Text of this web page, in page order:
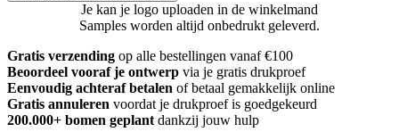
Je kan je logo uploaden in de winkelmand
Samples worden altijd onbedrukt geleverd.
Gratis verzending op alle bestellingen vanaf €100
Beoordeel vooraf je ontwerp via je gratis drukproef
Eenvoudig achteraf betalen of betaal gemakkelijk online
Gratis annuleren voordat je drukproef is goedgekeurd
200.000+ bomen geplant dankzij jouw hulp